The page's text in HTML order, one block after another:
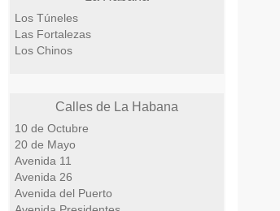
Los Túneles
Las Fortalezas
Los Chinos
Calles de La Habana
10 de Octubre
20 de Mayo
Avenida 11
Avenida 26
Avenida del Puerto